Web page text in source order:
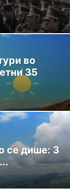
во
35
се дише: 3